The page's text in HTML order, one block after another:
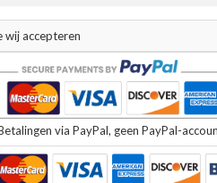
wij accepteren
via PayPal, geen PayPal-